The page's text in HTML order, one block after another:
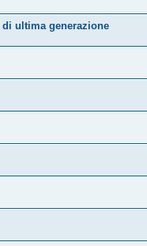
ultima generazione